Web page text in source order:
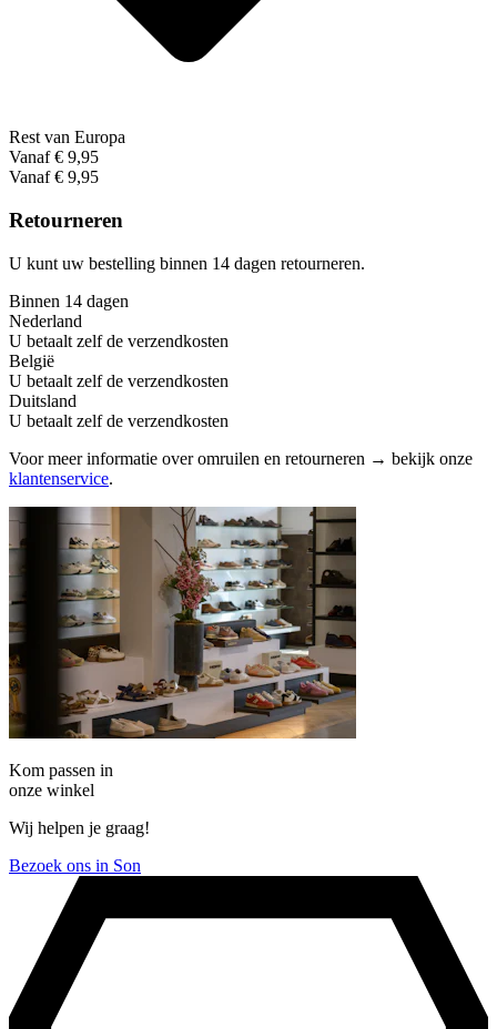
Rest van Europa
Vanaf € 9,95
Vanaf € 9,95
Retourneren
U kunt uw bestelling binnen 14 dagen retourneren.
Binnen 14 dagen
Nederland
U betaalt zelf de verzendkosten
België
U betaalt zelf de verzendkosten
Duitsland
U betaalt zelf de verzendkosten
Voor meer informatie over omruilen en retourneren → bekijk onze
klantenservice.
Kom passen in
onze winkel
Wij helpen je graag!
Bezoek ons in Son